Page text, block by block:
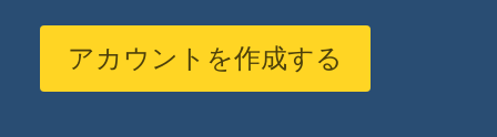
アカウントを作成する